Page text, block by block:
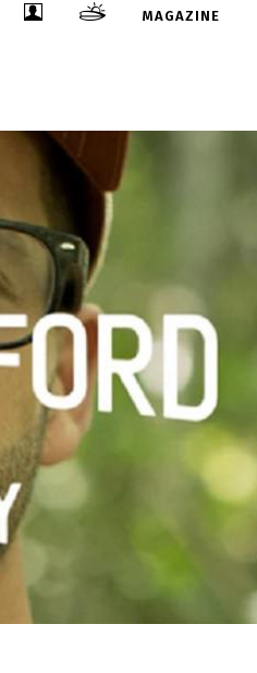
MAGAZINE